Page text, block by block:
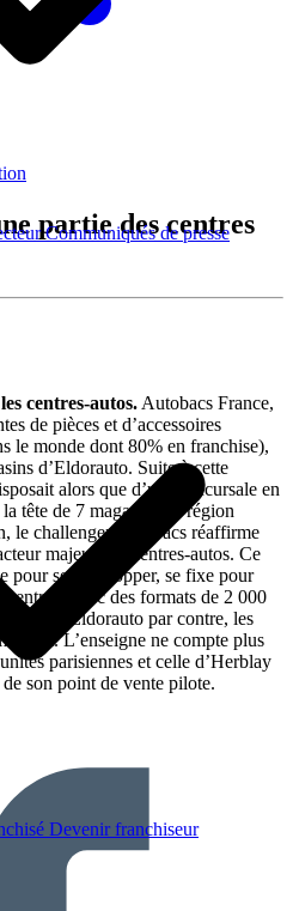
Communiqués de presse
Devenir franchiseur
partie des centres
centres-autos. Autobacs France,
de pièces et d’accessoires
le monde dont 80% en franchise),
d’Eldorauto. Suite à cette
alors que d’une succursale en
tête de 7 magasins en région
le challenger Autobacs réaffirme
majeur des centres-autos. Ce
pour se développer, se fixe pour
(avec des formats de 2 000
Pour Eldorauto par contre, les
L’enseigne ne compte plus
parisiennes et celle d’Herblay
son point de vente pilote.